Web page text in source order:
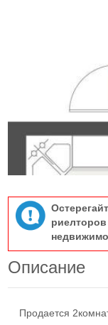
Описание
Продается